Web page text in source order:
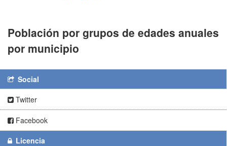
Población por grupos de edades anuales
por municipio
Social
Twitter
Facebook
Licencia